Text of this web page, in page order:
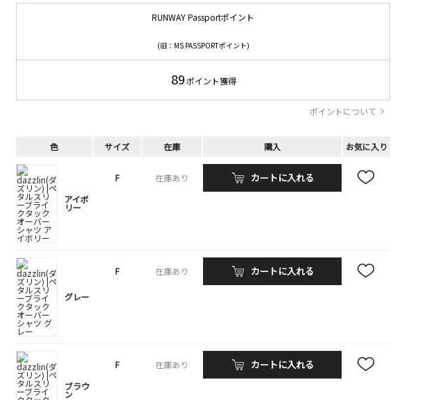
RUNWAY Passportポイント
(旧：MS PASSPORTポイント)
89ポイント獲得
ポイントについて
色 サイズ 在庫 購入 お気に入り
アイボ
リー
F 在庫あり カートに入れる
グレー
F 在庫あり カートに入れる
ブラウ
ン
F 在庫あり カートに入れる